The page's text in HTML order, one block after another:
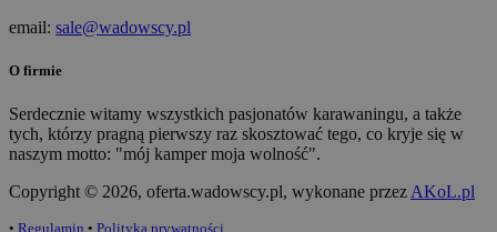
email: sale@wadowscy.pl
O firmie
Serdecznie witamy wszystkich pasjonatów karawaningu, a także
tych, którzy pragną pierwszy raz skosztować tego, co kryje się w
naszym motto: "mój kamper moja wolność".
Copyright © 2026, oferta.wadowscy.pl, wykonane przez AKoL.pl
• Regulamin • Polityka prywatności